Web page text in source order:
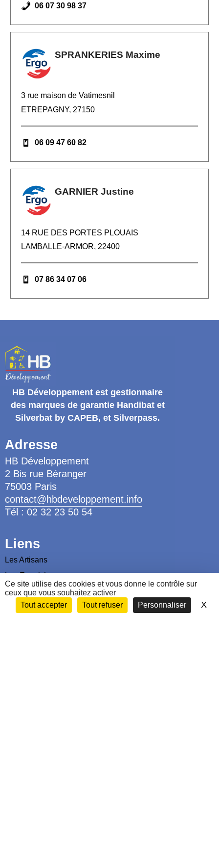
Ce site utilise des cookies et vous donne le contrôle sur
ceux que vous souhaitez activer
Tout accepter
Tout refuser Personnaliser X
06 07 30 98 37
SPRANKERIES Maxime
3 rue maison de Vatimesnil
ETREPAGNY, 27150
06 09 47 60 82
GARNIER Justine
14 RUE DES PORTES PLOUAIS
LAMBALLE-ARMOR, 22400
07 86 34 07 06
HB Développement est gestionnaire
des marques de garantie Handibat et
Silverbat by CAPEB, et Silverpass.
Adresse
HB Développement
2 Bis rue Béranger
75003 Paris
contact@hbdeveloppement.info
Tél : 02 32 23 50 54
Liens
Les Artisans
Les Ergothérapeutes
Nous contacter